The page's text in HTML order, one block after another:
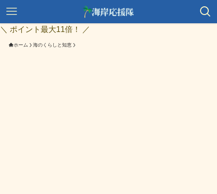
＼ ポイント最大11倍！ ／
ホーム 海のくらしと知恵